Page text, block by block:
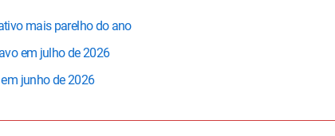
mais parelho do ano
em julho de 2026
junho de 2026